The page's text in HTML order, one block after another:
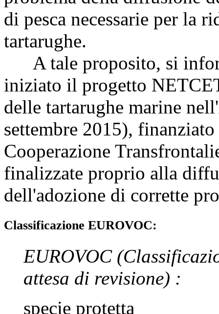
di pesca necessarie per la
tartarughe.
A tale proposito, si
iniziato il progetto
delle tartarughe marine
settembre 2015),
Cooperazione
finalizzate proprio alla
dell'adozione di corrette
Classificazione EUROVOC:
EUROVOC
attesa di revisione) :
specie protetta